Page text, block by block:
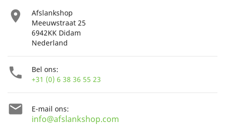

Afslankshop
Meeuwstraat 25
6942KK Didam
Nederland

Bel ons:
+31 (0) 6 38 36 55 23
 E-mail ons:
info@afslankshop.com